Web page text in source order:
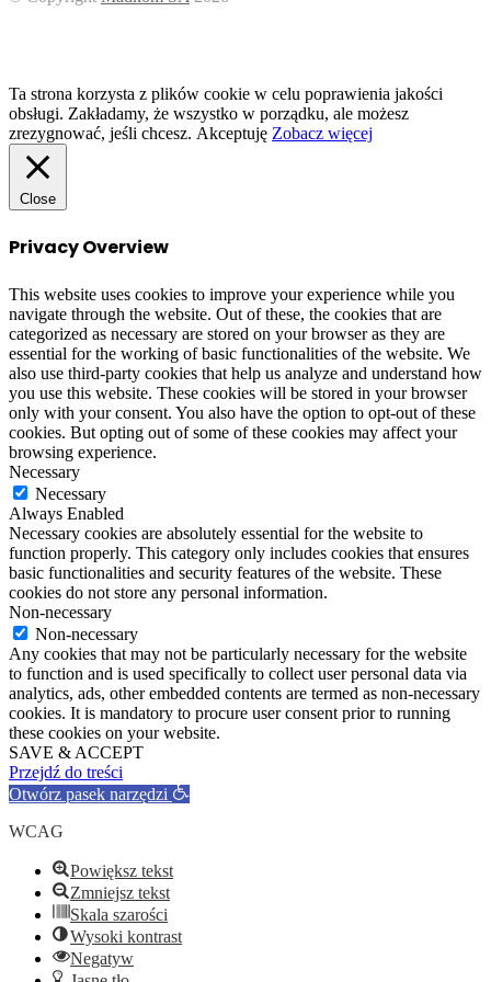
Ta strona korzysta z plików cookie w celu poprawienia jakości
obsługi. Zakładamy, że wszystko w porządku, ale możesz
zrezygnować, jeśli chcesz. Akceptuję Zobacz więcej
Close
Privacy Overview
This website uses cookies to improve your experience while you
navigate through the website. Out of these, the cookies that are
categorized as necessary are stored on your browser as they are
essential for the working of basic functionalities of the website. We
also use third-party cookies that help us analyze and understand how
you use this website. These cookies will be stored in your browser
only with your consent. You also have the option to opt-out of these
cookies. But opting out of some of these cookies may affect your
browsing experience.
Necessary
Necessary
Always Enabled
Necessary cookies are absolutely essential for the website to
function properly. This category only includes cookies that ensures
basic functionalities and security features of the website. These
cookies do not store any personal information.
Non-necessary
Non-necessary
Any cookies that may not be particularly necessary for the website
to function and is used specifically to collect user personal data via
analytics, ads, other embedded contents are termed as non-necessary
cookies. It is mandatory to procure user consent prior to running
these cookies on your website.
SAVE & ACCEPT
Przejdź do treści
Otwórz pasek narzędzi
WCAG
Powiększ tekst
Zmniejsz tekst
Skala szarości
Wysoki kontrast
Negatyw